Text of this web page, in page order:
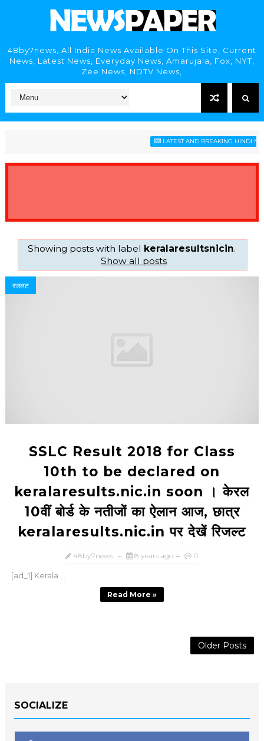
48by7news, All India News Available On This Site, Current
News, Latest News, Everyday News, Amarujala, Fox, NYT,
Zee News, NDTV News,
LATEST AND BREAKING HINDI
Showing posts with label keralaresultsnicin.
Show all posts
रजलट
SSLC Result 2018 for Class
10th to be declared on
keralaresults.nic.in soon । केरल
10वीं बोर्ड के नतीजों का ऐलान आज, छात्र
keralaresults.nic.in पर देखें रिजल्ट
48by7news 8 years ago 0
[ad_1] Kerala ...
Read More »
Older Posts
SOCIALIZE